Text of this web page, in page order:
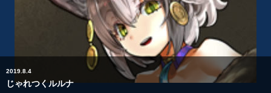
2019.8.4
じゃれつくルルナ